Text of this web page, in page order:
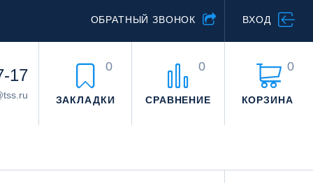
ВХОД
ОБРАТНЫЙ ЗВОНОК
КОРЗИНА
0
ЗАКЛАДКИ
0
СРАВНЕНИЕ
0
17